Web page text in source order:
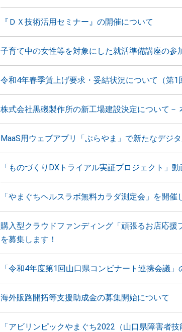
『ＤＸ技術活用セミナー』の開催について
子育て中の女性等を対象にした就活準備講座の参
令和4年春季賃上げ要求・妥結状況について（第1
株式会社黒磯製作所の新工場建設決定について－
MaaS用ウェブアプリ「ぶらやま」で新たなデジ
「ものづくりDXトライアル実証プロジェクト」
「やまぐちヘルスラボ無料カラダ測定会」を開催
購入型クラウドファンディング「頑張るお店応援
を募集します！
「令和4年度第1回山口県コンビナート連携会議」
海外販路開拓等支援助成金の募集開始について
「アビリンピックやまぐち2022（山口県障害者